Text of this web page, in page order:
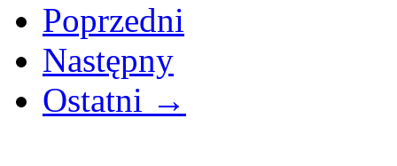
Poprzedni
Następny
Ostatni →